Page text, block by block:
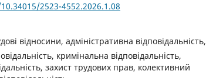
2523-4552.2026.1.08
відносини, адміністративна відповідальність,
кримінальна відповідальність,
захист трудових прав, колективний